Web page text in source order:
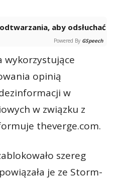
Powered By GSpeech
wykorzystujące
opinią
w
w związku z
theverge.com.
szereg
je ze Storm-